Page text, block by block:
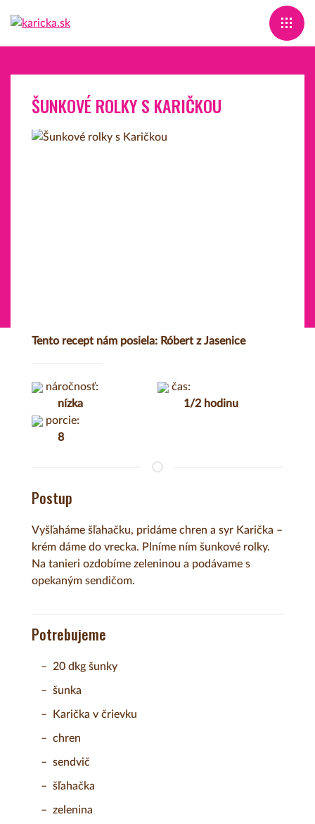
ŠUNKOVÉ ROLKY S KARIČKOU
Tento recept nám posiela: Róbert z Jasenice
náročnosť:
nízka
čas:
1/2 hodinu
porcie:
8
Postup
Vyšľaháme šľahačku, pridáme chren a syr Karička –
krém dáme do vrecka. Plníme ním šunkové rolky.
Na tanieri ozdobíme zeleninou a podávame s
opekaným sendičom.
Potrebujeme
20 dkg šunky
šunka
Karička v črievku
chren
sendvič
šľahačka
zelenina